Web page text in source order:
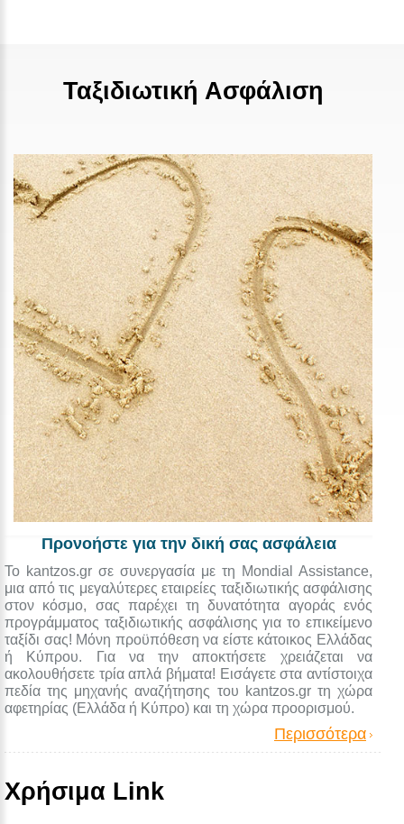
Ταξιδιωτική Ασφάλιση
Προνοήστε για την δική σας ασφάλεια
Το kantzos.gr σε συνεργασία με τη Mondial Assistance,
μια από τις μεγαλύτερες εταιρείες ταξιδιωτικής ασφάλισης
στον κόσμο, σας παρέχει τη δυνατότητα αγοράς ενός
προγράμματος ταξιδιωτικής ασφάλισης για το επικείμενο
ταξίδι σας! Μόνη προϋπόθεση να είστε κάτοικος Ελλάδας
ή Κύπρου. Για να την αποκτήσετε χρειάζεται να
ακολουθήσετε τρία απλά βήματα! Εισάγετε στα αντίστοιχα
πεδία της μηχανής αναζήτησης του kantzos.gr τη χώρα
αφετηρίας (Ελλάδα ή Κύπρο) και τη χώρα προορισμού.
Περισσότερα
Χρήσιμα Link